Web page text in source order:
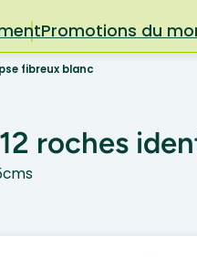
Promotions du
fibreux blanc
roches